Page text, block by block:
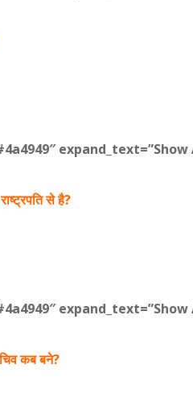
expand_text=”Show
से है?
expand_text=”Show
कब बने?